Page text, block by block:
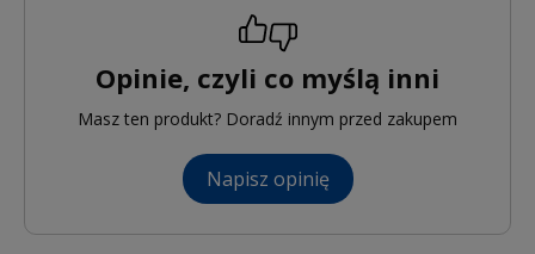
Opinie, czyli co myślą inni
Masz ten produkt? Doradź innym przed zakupem
Napisz opinię